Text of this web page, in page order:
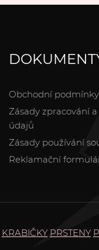
Obchodní podmínky
Zásady zpracování
údajů
Zásady používání
Reklamační
KRABIČKY PRSTENY